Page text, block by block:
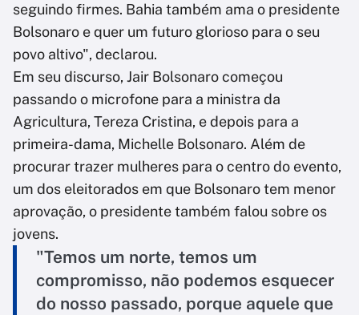
seguindo firmes. Bahia também ama o presidente
Bolsonaro e quer um futuro glorioso para o seu
povo altivo", declarou.
Em seu discurso, Jair Bolsonaro começou
passando o microfone para a ministra da
Agricultura, Tereza Cristina, e depois para a
primeira-dama, Michelle Bolsonaro. Além de
procurar trazer mulheres para o centro do evento,
um dos eleitorados em que Bolsonaro tem menor
aprovação, o presidente também falou sobre os
jovens.
"Temos um norte, temos um
compromisso, não podemos esquecer
do nosso passado, porque aquele que